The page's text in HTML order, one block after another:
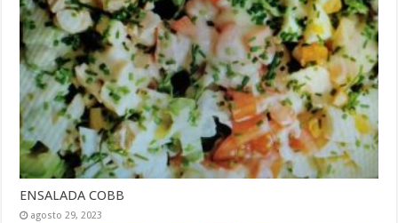
ENSALADA COBB
agosto 29, 2023